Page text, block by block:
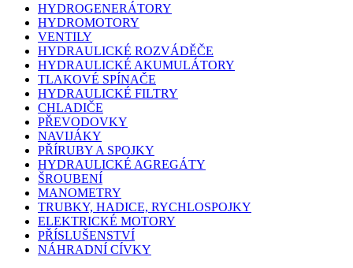
HYDROGENERÁTORY
HYDROMOTORY
VENTILY
HYDRAULICKÉ ROZVÁDĚČE
HYDRAULICKÉ AKUMULÁTORY
TLAKOVÉ SPÍNAČE
HYDRAULICKÉ FILTRY
CHLADIČE
PŘEVODOVKY
NAVIJÁKY
PŘÍRUBY A SPOJKY
HYDRAULICKÉ AGREGÁTY
ŠROUBENÍ
MANOMETRY
TRUBKY, HADICE, RYCHLOSPOJKY
ELEKTRICKÉ MOTORY
PŘÍSLUŠENSTVÍ
NÁHRADNÍ CÍVKY